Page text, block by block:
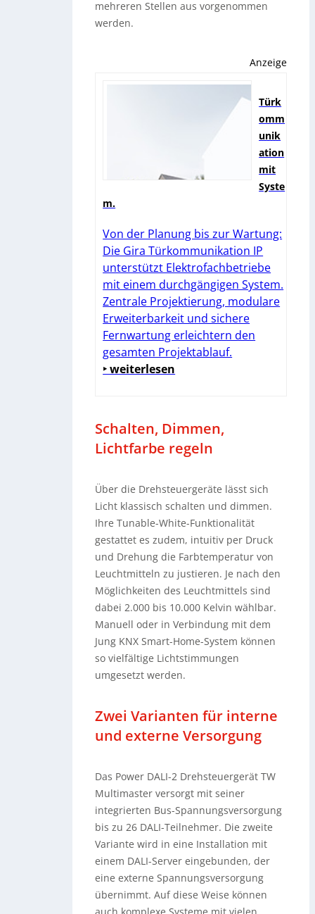
mehreren Stellen aus vorgenommen
werden.
Anzeige
Türk
omm
unik
ation
mit
Syste
m.
Von der Planung bis zur Wartung:
Die Gira Türkommunikation IP
unterstützt Elektrofachbetriebe
mit einem durchgängigen System.
Zentrale Projektierung, modulare
Erweiterbarkeit und sichere
Fernwartung erleichtern den
gesamten Projektablauf.
‣ weiterlesen
Schalten, Dimmen,
Lichtfarbe regeln
Über die Drehsteuergeräte lässt sich
Licht klassisch schalten und dimmen.
Ihre Tunable-White-Funktionalität
gestattet es zudem, intuitiv per Druck
und Drehung die Farbtemperatur von
Leuchtmitteln zu justieren. Je nach den
Möglichkeiten des Leuchtmittels sind
dabei 2.000 bis 10.000 Kelvin wählbar.
Manuell oder in Verbindung mit dem
Jung KNX Smart-Home-System können
so vielfältige Lichtstimmungen
umgesetzt werden.
Zwei Varianten für interne
und externe Versorgung
Das Power DALI-2 Drehsteuergerät TW
Multimaster versorgt mit seiner
integrierten Bus-Spannungsversorgung
bis zu 26 DALI-Teilnehmer. Die zweite
Variante wird in eine Installation mit
einem DALI-Server eingebunden, der
eine externe Spannungsversorgung
übernimmt. Auf diese Weise können